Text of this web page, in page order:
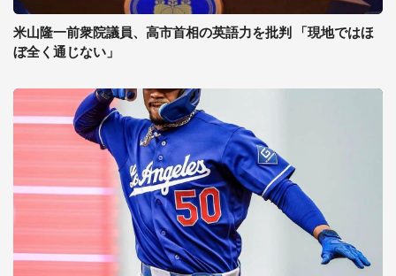
米山隆一前衆院議員、高市首相の英語力を批判 「現地ではほ
ぼ全く通じない」